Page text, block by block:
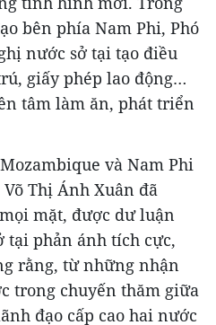
bên phía Nam Phi, Phó
nước sở tại tạo điều
giấy phép lao động…
tâm làm ăn, phát triển
và Nam Phi
Thị Ánh Xuân đã
mặt, được dư luận
tại phản ánh tích cực,
rằng, từ những nhận
trong chuyến thăm giữa
đạo cấp cao hai nước